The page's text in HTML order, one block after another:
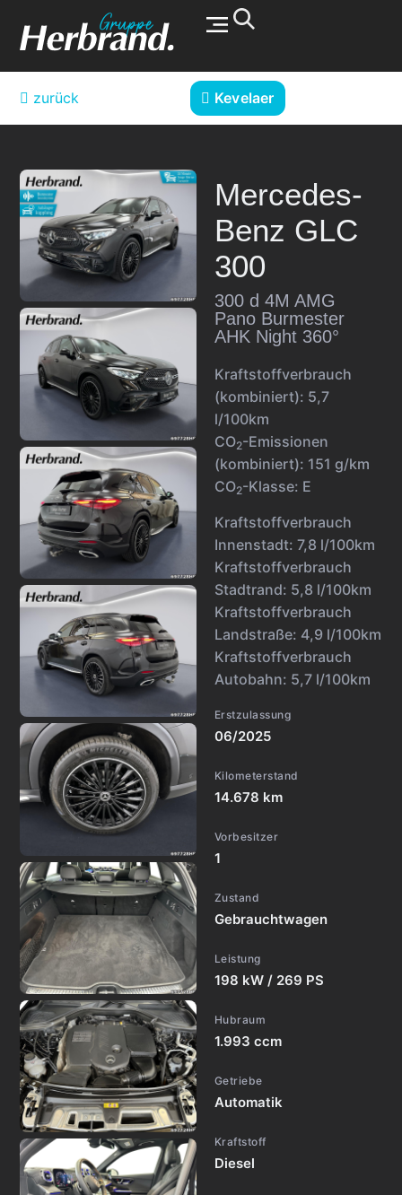
zurück Kevelaer
Mercedes-
Benz GLC
300
300 d 4M AMG
Pano Burmester
AHK Night 360°
Kraftstoffverbrauch
(kombiniert): 5,7
l/100km
CO2-Emissionen
(kombiniert): 151 g/km
CO2-Klasse: E
Kraftstoffverbrauch
Innenstadt: 7,8 l/100km
Kraftstoffverbrauch
Stadtrand: 5,8 l/100km
Kraftstoffverbrauch
Landstraße: 4,9 l/100km
Kraftstoffverbrauch
Autobahn: 5,7 l/100km
Erstzulassung
06/2025
Kilometerstand
14.678 km
Vorbesitzer
1
Zustand
Gebrauchtwagen
Leistung
198 kW / 269 PS
Hubraum
1.993 ccm
Getriebe
Automatik
Kraftstoff
Diesel